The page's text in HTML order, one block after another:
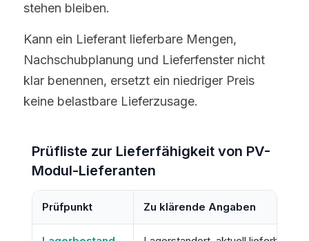
stehen bleiben.
Kann ein Lieferant lieferbare Mengen,
Nachschubplanung und Lieferfenster nicht
klar benennen, ersetzt ein niedriger Preis
keine belastbare Lieferzusage.